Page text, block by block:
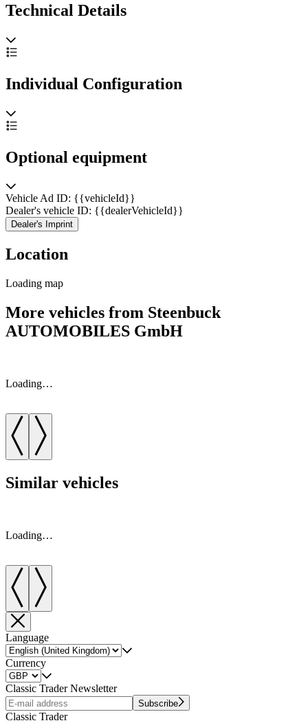
Technical Details
Individual Configuration
Optional equipment
Vehicle Ad ID: {{vehicleId}}
Dealer's vehicle ID: {{dealerVehicleId}}
Dealer's Imprint
Location
Loading map
More vehicles from Steenbuck
AUTOMOBILES GmbH
Loading…
Similar vehicles
Loading…
Language
Currency
Classic Trader Newsletter
Subscribe
Classic Trader